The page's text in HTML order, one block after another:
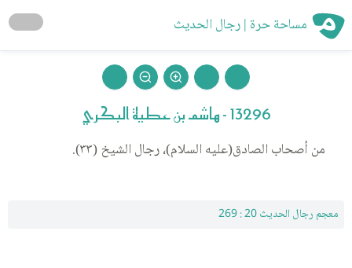
مساحة حرة | رجال الحديث
13296 - هاشم بن عطية البكري
من أصحاب الصادق(عليه السلام)، رجال الشيخ (٣٣).
معجم رجال الحديث 20 : 269